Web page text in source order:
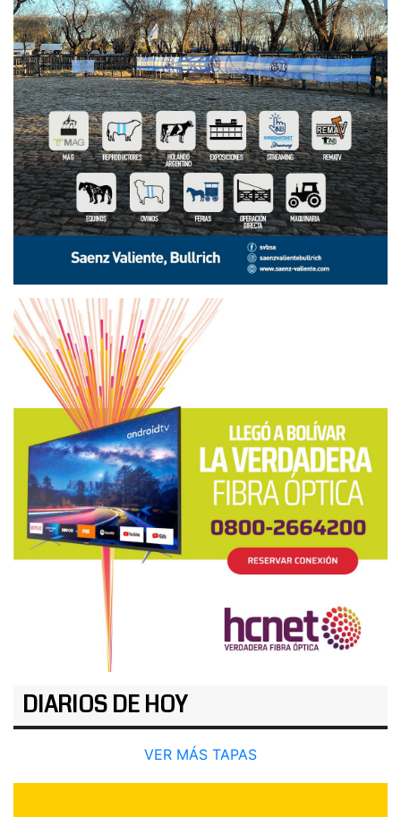
DIARIOS DE HOY
VER MÁS TAPAS